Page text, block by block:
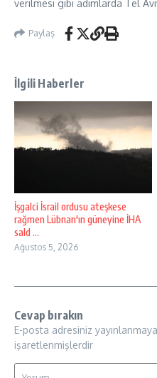
verilmesi gibi adımlarda Tel
Paylaş
İlgili Haberler
İşgalci İsrail ordusu ateşkese
rağmen Lübnan'ın güneyine İHA
sald ...
Ağustos 5, 2026
Cevap bırakın
E-posta adresiniz
işaretlenmişlerdir